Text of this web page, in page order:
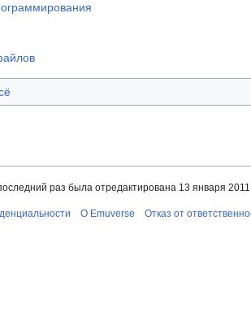
раз была отредактирована 13 января
О Emuverse Отказ от